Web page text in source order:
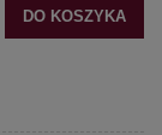
DO KOSZYKA